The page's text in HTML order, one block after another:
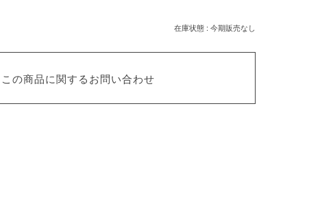
在庫状態 : 今期販売なし
この商品に関するお問い合わせ